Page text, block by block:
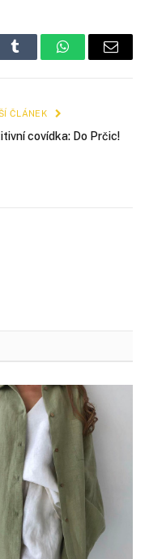
Tumblr WhatsApp
E-
ČLÁNEK
covídka: Do Prčic!